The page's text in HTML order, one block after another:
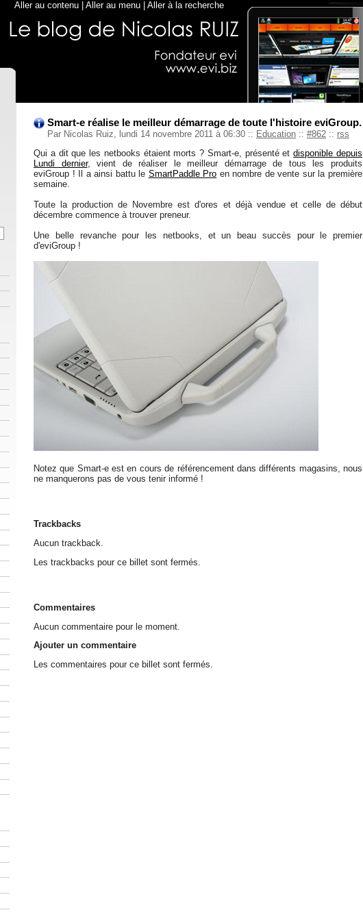
Aller au contenu Aller au menu Aller à la recherche
Smart-e réalise le meilleur démarrage de toute l'histoire eviGroup.
Par Nicolas Ruiz, lundi 14 novembre 2011 à 06:30 :: Education :: #862 :: rss
Qui a dit que les netbooks étaient morts ? Smart-e, présenté etdisponible depuis
Lundi dernier, vient de réaliser le meilleur démarrage de tous les produits
eviGroup ! Il a ainsi battu le SmartPaddle Pro en nombre de vente sur la première
semaine.
Toute la production de Novembre est d'ores et déjà vendue et celle de début
décembre commence à trouver preneur.
Une belle revanche pour les netbooks, et un beau succès pour le premier
d'eviGroup !
Notez que Smart-e est en cours de référencement dans différents magasins, nous
ne manquerons pas de vous tenir informé !
Trackbacks
Aucun trackback.
Les trackbacks pour ce billet sont fermés.
Commentaires
Aucun commentaire pour le moment.
Ajouter un commentaire
Les commentaires pour ce billet sont fermés.